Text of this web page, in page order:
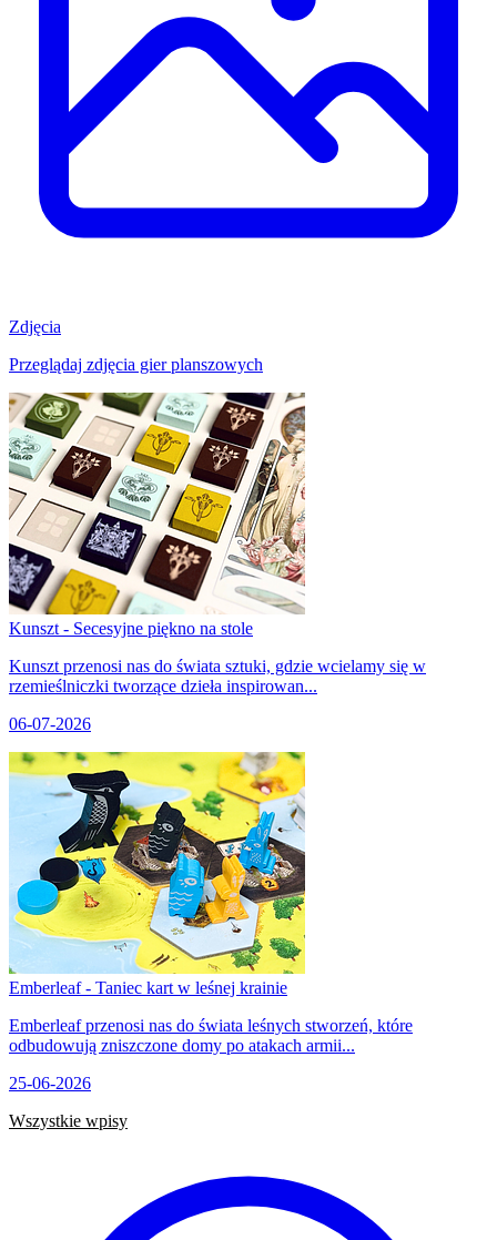
Zdjęcia
Przeglądaj zdjęcia gier planszowych
Kunszt - Secesyjne piękno na stole
Kunszt przenosi nas do świata sztuki, gdzie wcielamy się w
rzemieślniczki tworzące dzieła inspirowan...
06-07-2026
Emberleaf - Taniec kart w leśnej krainie
Emberleaf przenosi nas do świata leśnych stworzeń, które
odbudowują zniszczone domy po atakach armii...
25-06-2026
Wszystkie wpisy